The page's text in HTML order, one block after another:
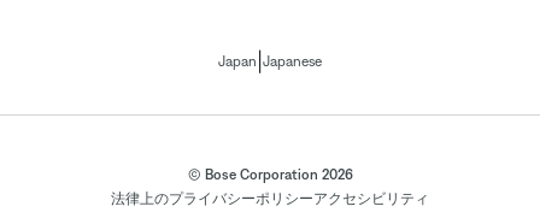
Japan Japanese
© Bose Corporation 2026
法律上のプライバシーポリシーアクセシビリティ